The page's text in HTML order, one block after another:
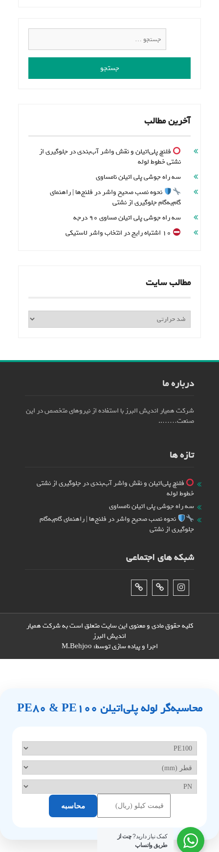
مناسب
آخرین مطالب
فلنچ پلی‌اتیلن و نقش واشر آب‌بندی در جلوگیری از
نشتی خطوط لوله
سه راه جوشی پلی اتیلن نامساوی
نحوه نصب صحیح واشر در فلنج‌ها | راهنمای
گام‌به‌گام جلوگیری از نشتی
سه راه جوشی پلی اتیلن مساوی 90 درجه
مطالب سایت
مطالب
سایت
درباره ما
شرکت همیار اندیش البرز با استفاده از نیروهای متخصص در این
صنعت……..
تازه ها
فلنچ پلی‌اتیلن و نقش واشر آب‌بندی در جلوگیری از نشتی
خطوط لوله
سه راه جوشی پلی اتیلن نامساوی
نحوه نصب صحیح واشر در فلنج‌ها | راهنمای گام‌به‌گام
جلوگیری از نشتی
شبکه های اجتماعی
کلیه حقوق مادی و معنوی این سایت متعلق است به شرکت همیار
اندیش البرز
اجرا و پیاده سازی توسط: M.Behjoo
محاسبه‌گر لوله پلی‌اتیلن PE80 & PE100
محاسبه
کمک نیاز دارید?چت از
طریق واتساپ